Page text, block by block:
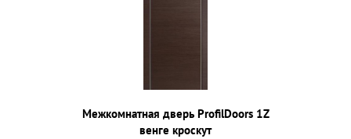
Межкомнатная дверь ProfilDoors 1Z
венге кроскут